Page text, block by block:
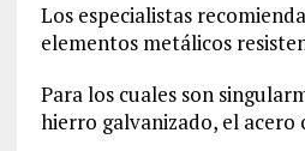
Los especialistas
elementos metálicos
Para los cuales son
hierro galvanizado, el acero